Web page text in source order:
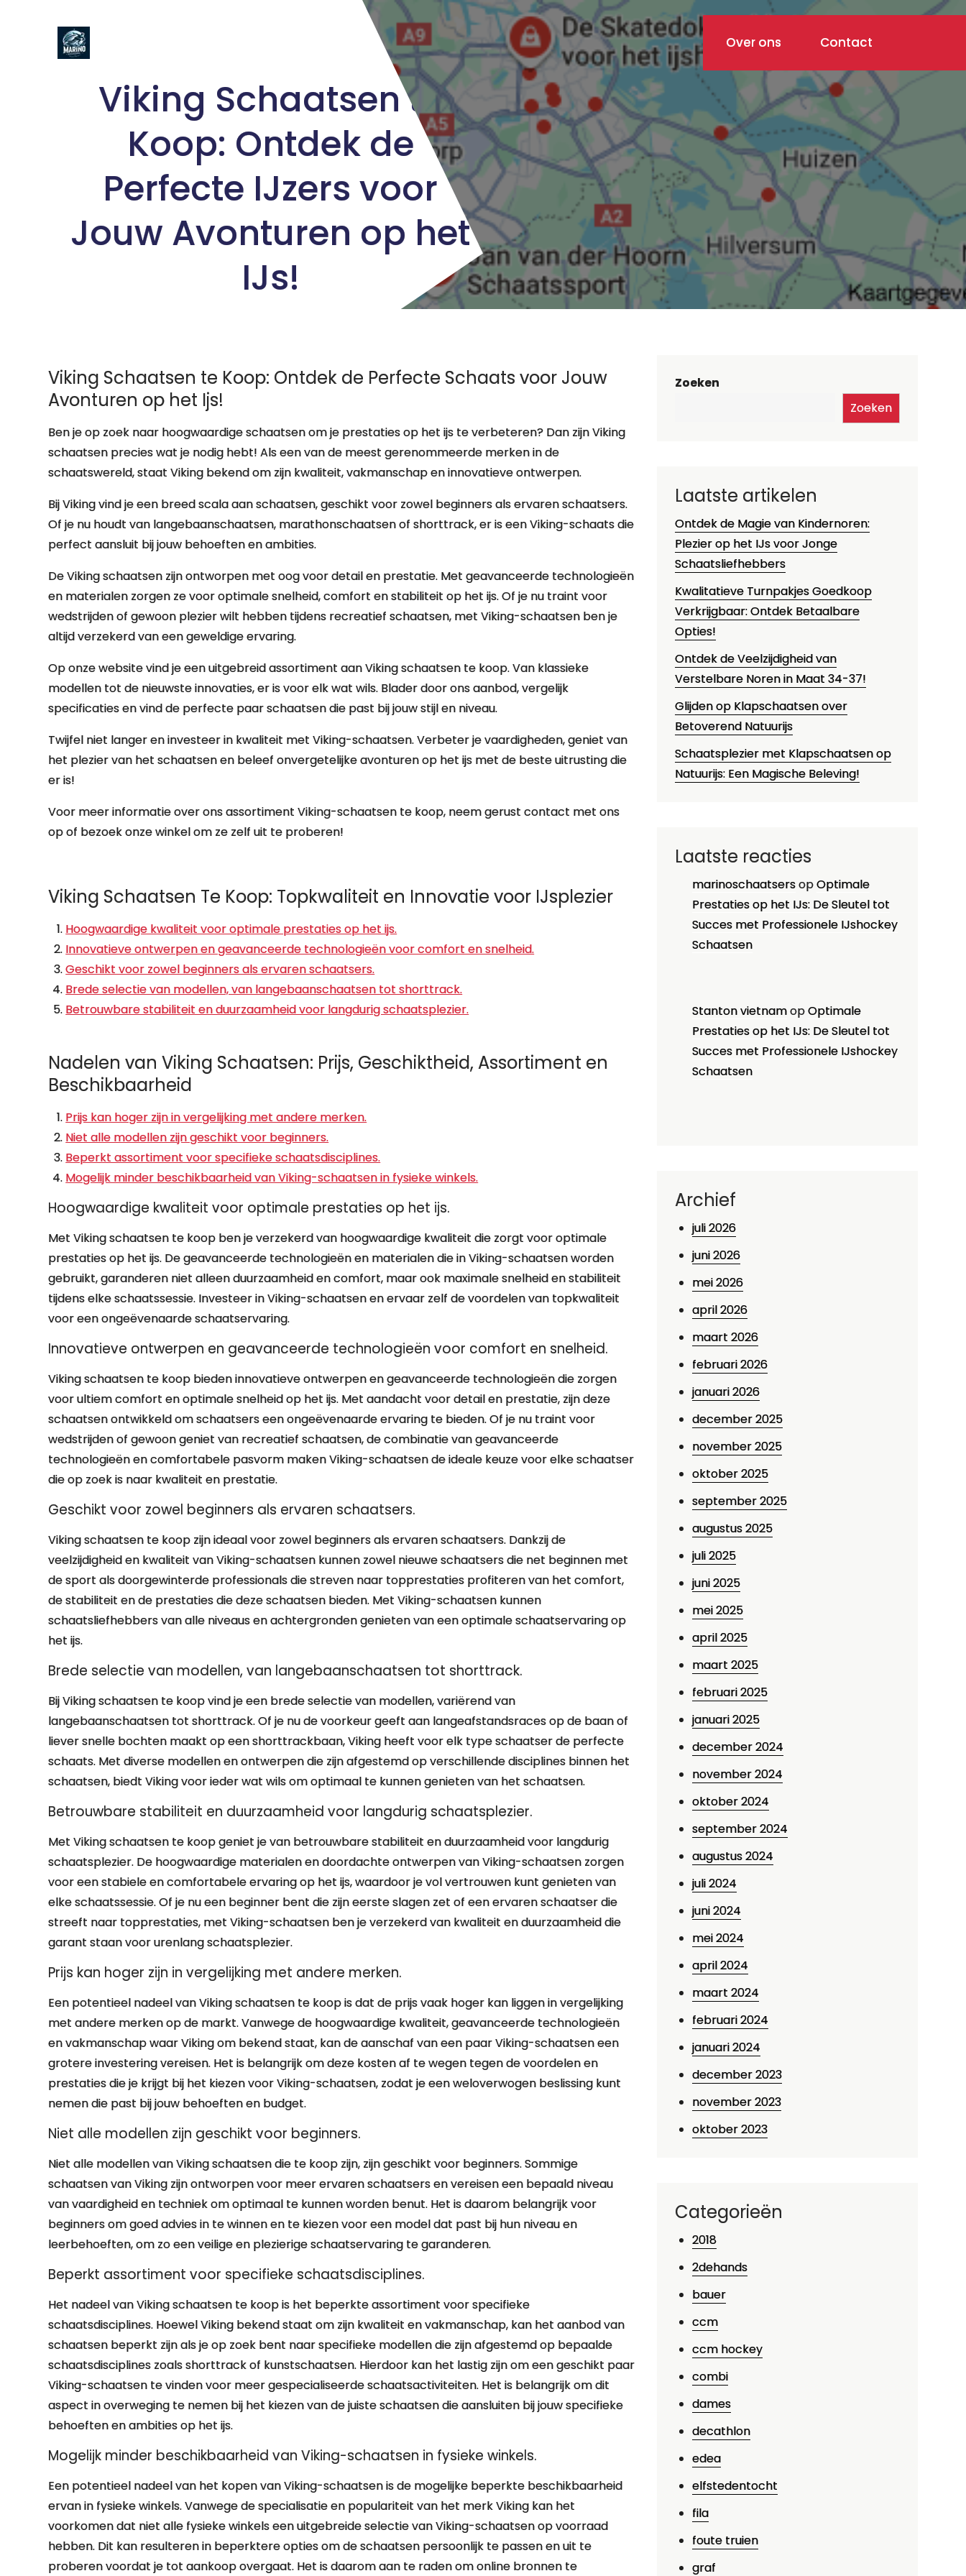
Over ons Contact
Viking Schaatsen te
Koop: Ontdek de
Perfecte IJzers voor
Jouw Avonturen op het
IJs!
Viking Schaatsen te Koop: Ontdek de Perfecte Schaats voor Jouw
Avonturen op het Ijs!
Ben je op zoek naar hoogwaardige schaatsen om je prestaties op het ijs te verbeteren? Dan zijn Viking
schaatsen precies wat je nodig hebt! Als een van de meest gerenommeerde merken in de
schaatswereld, staat Viking bekend om zijn kwaliteit, vakmanschap en innovatieve ontwerpen.
Bij Viking vind je een breed scala aan schaatsen, geschikt voor zowel beginners als ervaren schaatsers.
Of je nu houdt van langebaanschaatsen, marathonschaatsen of shorttrack, er is een Viking-schaats die
perfect aansluit bij jouw behoeften en ambities.
De Viking schaatsen zijn ontworpen met oog voor detail en prestatie. Met geavanceerde technologieën
en materialen zorgen ze voor optimale snelheid, comfort en stabiliteit op het ijs. Of je nu traint voor
wedstrijden of gewoon plezier wilt hebben tijdens recreatief schaatsen, met Viking-schaatsen ben je
altijd verzekerd van een geweldige ervaring.
Op onze website vind je een uitgebreid assortiment aan Viking schaatsen te koop. Van klassieke
modellen tot de nieuwste innovaties, er is voor elk wat wils. Blader door ons aanbod, vergelijk
specificaties en vind de perfecte paar schaatsen die past bij jouw stijl en niveau.
Twijfel niet langer en investeer in kwaliteit met Viking-schaatsen. Verbeter je vaardigheden, geniet van
het plezier van het schaatsen en beleef onvergetelijke avonturen op het ijs met de beste uitrusting die
er is!
Voor meer informatie over ons assortiment Viking-schaatsen te koop, neem gerust contact met ons
op of bezoek onze winkel om ze zelf uit te proberen!
Viking Schaatsen Te Koop: Topkwaliteit en Innovatie voor IJsplezier
Hoogwaardige kwaliteit voor optimale prestaties op het ijs.
Innovatieve ontwerpen en geavanceerde technologieën voor comfort en snelheid.
Geschikt voor zowel beginners als ervaren schaatsers.
Brede selectie van modellen, van langebaanschaatsen tot shorttrack.
Betrouwbare stabiliteit en duurzaamheid voor langdurig schaatsplezier.
Nadelen van Viking Schaatsen: Prijs, Geschiktheid, Assortiment en
Beschikbaarheid
Prijs kan hoger zijn in vergelijking met andere merken.
Niet alle modellen zijn geschikt voor beginners.
Beperkt assortiment voor specifieke schaatsdisciplines.
Mogelijk minder beschikbaarheid van Viking-schaatsen in fysieke winkels.
Hoogwaardige kwaliteit voor optimale prestaties op het ijs.
Met Viking schaatsen te koop ben je verzekerd van hoogwaardige kwaliteit die zorgt voor optimale
prestaties op het ijs. De geavanceerde technologieën en materialen die in Viking-schaatsen worden
gebruikt, garanderen niet alleen duurzaamheid en comfort, maar ook maximale snelheid en stabiliteit
tijdens elke schaatssessie. Investeer in Viking-schaatsen en ervaar zelf de voordelen van topkwaliteit
voor een ongeëvenaarde schaatservaring.
Innovatieve ontwerpen en geavanceerde technologieën voor comfort en snelheid.
Viking schaatsen te koop bieden innovatieve ontwerpen en geavanceerde technologieën die zorgen
voor ultiem comfort en optimale snelheid op het ijs. Met aandacht voor detail en prestatie, zijn deze
schaatsen ontwikkeld om schaatsers een ongeëvenaarde ervaring te bieden. Of je nu traint voor
wedstrijden of gewoon geniet van recreatief schaatsen, de combinatie van geavanceerde
technologieën en comfortabele pasvorm maken Viking-schaatsen de ideale keuze voor elke schaatser
die op zoek is naar kwaliteit en prestatie.
Geschikt voor zowel beginners als ervaren schaatsers.
Viking schaatsen te koop zijn ideaal voor zowel beginners als ervaren schaatsers. Dankzij de
veelzijdigheid en kwaliteit van Viking-schaatsen kunnen zowel nieuwe schaatsers die net beginnen met
de sport als doorgewinterde professionals die streven naar topprestaties profiteren van het comfort,
de stabiliteit en de prestaties die deze schaatsen bieden. Met Viking-schaatsen kunnen
schaatsliefhebbers van alle niveaus en achtergronden genieten van een optimale schaatservaring op
het ijs.
Brede selectie van modellen, van langebaanschaatsen tot shorttrack.
Bij Viking schaatsen te koop vind je een brede selectie van modellen, variërend van
langebaanschaatsen tot shorttrack. Of je nu de voorkeur geeft aan langeafstandsraces op de baan of
liever snelle bochten maakt op een shorttrackbaan, Viking heeft voor elk type schaatser de perfecte
schaats. Met diverse modellen en ontwerpen die zijn afgestemd op verschillende disciplines binnen het
schaatsen, biedt Viking voor ieder wat wils om optimaal te kunnen genieten van het schaatsen.
Betrouwbare stabiliteit en duurzaamheid voor langdurig schaatsplezier.
Met Viking schaatsen te koop geniet je van betrouwbare stabiliteit en duurzaamheid voor langdurig
schaatsplezier. De hoogwaardige materialen en doordachte ontwerpen van Viking-schaatsen zorgen
voor een stabiele en comfortabele ervaring op het ijs, waardoor je vol vertrouwen kunt genieten van
elke schaatssessie. Of je nu een beginner bent die zijn eerste slagen zet of een ervaren schaatser die
streeft naar topprestaties, met Viking-schaatsen ben je verzekerd van kwaliteit en duurzaamheid die
garant staan voor urenlang schaatsplezier.
Prijs kan hoger zijn in vergelijking met andere merken.
Een potentieel nadeel van Viking schaatsen te koop is dat de prijs vaak hoger kan liggen in vergelijking
met andere merken op de markt. Vanwege de hoogwaardige kwaliteit, geavanceerde technologieën
en vakmanschap waar Viking om bekend staat, kan de aanschaf van een paar Viking-schaatsen een
grotere investering vereisen. Het is belangrijk om deze kosten af te wegen tegen de voordelen en
prestaties die je krijgt bij het kiezen voor Viking-schaatsen, zodat je een weloverwogen beslissing kunt
nemen die past bij jouw behoeften en budget.
Niet alle modellen zijn geschikt voor beginners.
Niet alle modellen van Viking schaatsen die te koop zijn, zijn geschikt voor beginners. Sommige
schaatsen van Viking zijn ontworpen voor meer ervaren schaatsers en vereisen een bepaald niveau
van vaardigheid en techniek om optimaal te kunnen worden benut. Het is daarom belangrijk voor
beginners om goed advies in te winnen en te kiezen voor een model dat past bij hun niveau en
leerbehoeften, om zo een veilige en plezierige schaatservaring te garanderen.
Beperkt assortiment voor specifieke schaatsdisciplines.
Het nadeel van Viking schaatsen te koop is het beperkte assortiment voor specifieke
schaatsdisciplines. Hoewel Viking bekend staat om zijn kwaliteit en vakmanschap, kan het aanbod van
schaatsen beperkt zijn als je op zoek bent naar specifieke modellen die zijn afgestemd op bepaalde
schaatsdisciplines zoals shorttrack of kunstschaatsen. Hierdoor kan het lastig zijn om een geschikt paar
Viking-schaatsen te vinden voor meer gespecialiseerde schaatsactiviteiten. Het is belangrijk om dit
aspect in overweging te nemen bij het kiezen van de juiste schaatsen die aansluiten bij jouw specifieke
behoeften en ambities op het ijs.
Mogelijk minder beschikbaarheid van Viking-schaatsen in fysieke winkels.
Een potentieel nadeel van het kopen van Viking-schaatsen is de mogelijke beperkte beschikbaarheid
ervan in fysieke winkels. Vanwege de specialisatie en populariteit van het merk Viking kan het
voorkomen dat niet alle fysieke winkels een uitgebreide selectie van Viking-schaatsen op voorraad
hebben. Dit kan resulteren in beperktere opties om de schaatsen persoonlijk te passen en uit te
proberen voordat je tot aankoop overgaat. Het is daarom aan te raden om online bronnen te
Zoeken
Zoeken
Laatste artikelen
Ontdek de Magie van Kindernoren:
Plezier op het IJs voor Jonge
Schaatsliefhebbers
Kwalitatieve Turnpakjes Goedkoop
Verkrijgbaar: Ontdek Betaalbare
Opties!
Ontdek de Veelzijdigheid van
Verstelbare Noren in Maat 34-37!
Glijden op Klapschaatsen over
Betoverend Natuurijs
Schaatsplezier met Klapschaatsen op
Natuurijs: Een Magische Beleving!
Laatste reacties
marinoschaatsersopOptimale
Prestaties op het IJs: De Sleutel tot
Succes met Professionele IJshockey
Schaatsen
Stanton vietnamopOptimale
Prestaties op het IJs: De Sleutel tot
Succes met Professionele IJshockey
Schaatsen
Archief
juli 2026
juni 2026
mei 2026
april 2026
maart 2026
februari 2026
januari 2026
december 2025
november 2025
oktober 2025
september 2025
augustus 2025
juli 2025
juni 2025
mei 2025
april 2025
maart 2025
februari 2025
januari 2025
december 2024
november 2024
oktober 2024
september 2024
augustus 2024
juli 2024
juni 2024
mei 2024
april 2024
maart 2024
februari 2024
januari 2024
december 2023
november 2023
oktober 2023
Categorieën
2018
2dehands
bauer
ccm
ccm hockey
combi
dames
decathlon
edea
elfstedentocht
fila
foute truien
graf